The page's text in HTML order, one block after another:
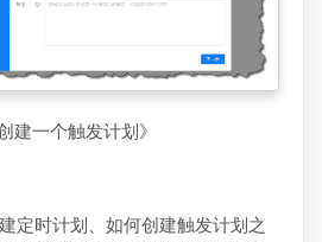
创建一个触发计划》
定时计划、如何创建触发计划之